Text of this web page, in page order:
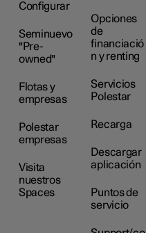
Configurar
Seminuevo
"Pre-
owned"
Flotas y
empresas
Polestar
empresas
Visita
nuestros
Spaces
Opciones
de
financiació
n y renting
Servicios
Polestar
Recarga
Descargar
aplicación
Puntos de
servicio